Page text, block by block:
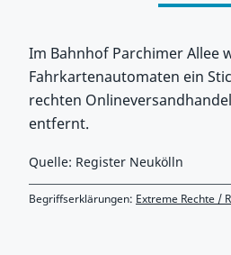
Im Bahnhof Parchimer Allee
Fahrkartenautomaten ein
rechten
entfernt.
Quelle: Register Neukölln
Begriffserklärungen: Extreme Rechte /